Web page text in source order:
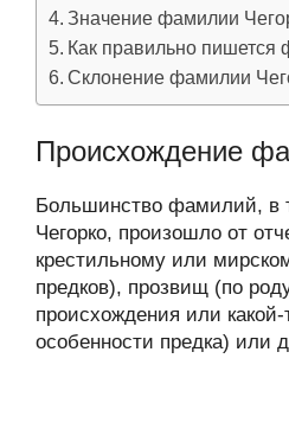
Значение фамилии
Как правильно пишется
Склонение фамилии
Происхождение
Большинство фамилий, в
Чегорко, произошло от
крестильному или
предков), прозвищ (по
происхождения или какой-
особенности предка) или